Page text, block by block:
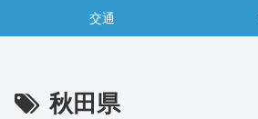
交通
秋田県